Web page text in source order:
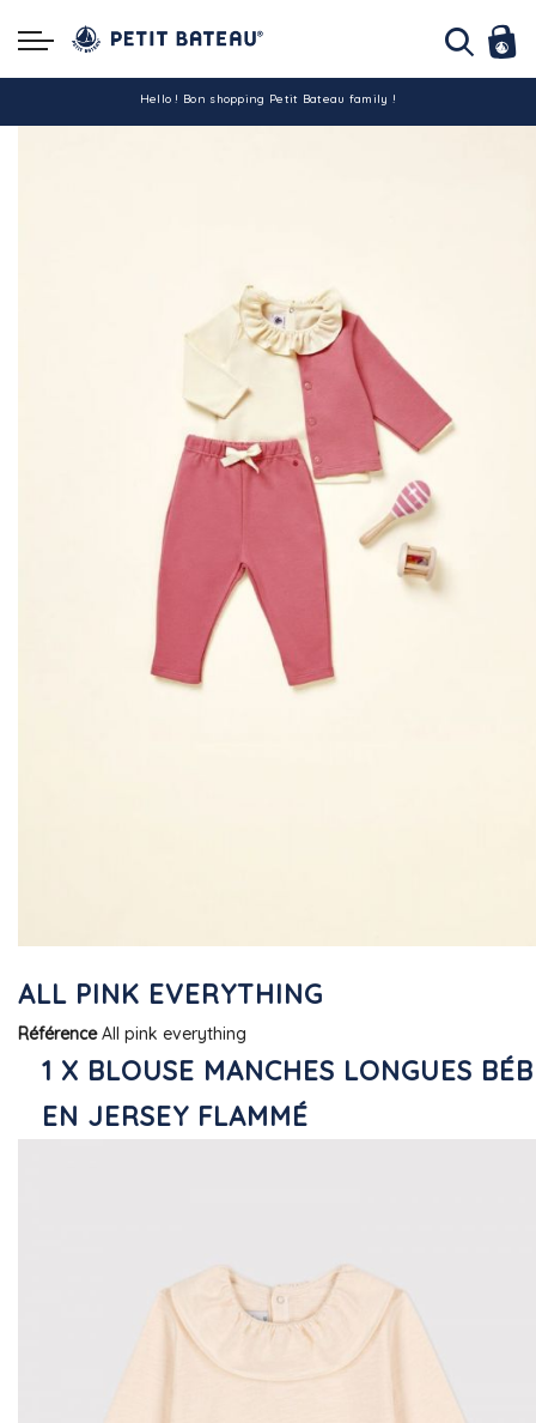
Hello ! Bon shopping Petit Bateau family !
ALL PINK EVERYTHING
Référence All pink everything
1 X BLOUSE MANCHES LONGUES
EN JERSEY FLAMMÉ